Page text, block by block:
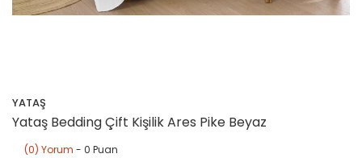
YATAŞ
Yataş Bedding Çift Kişilik Ares Pike Beyaz
(0) Yorum - 0 Puan